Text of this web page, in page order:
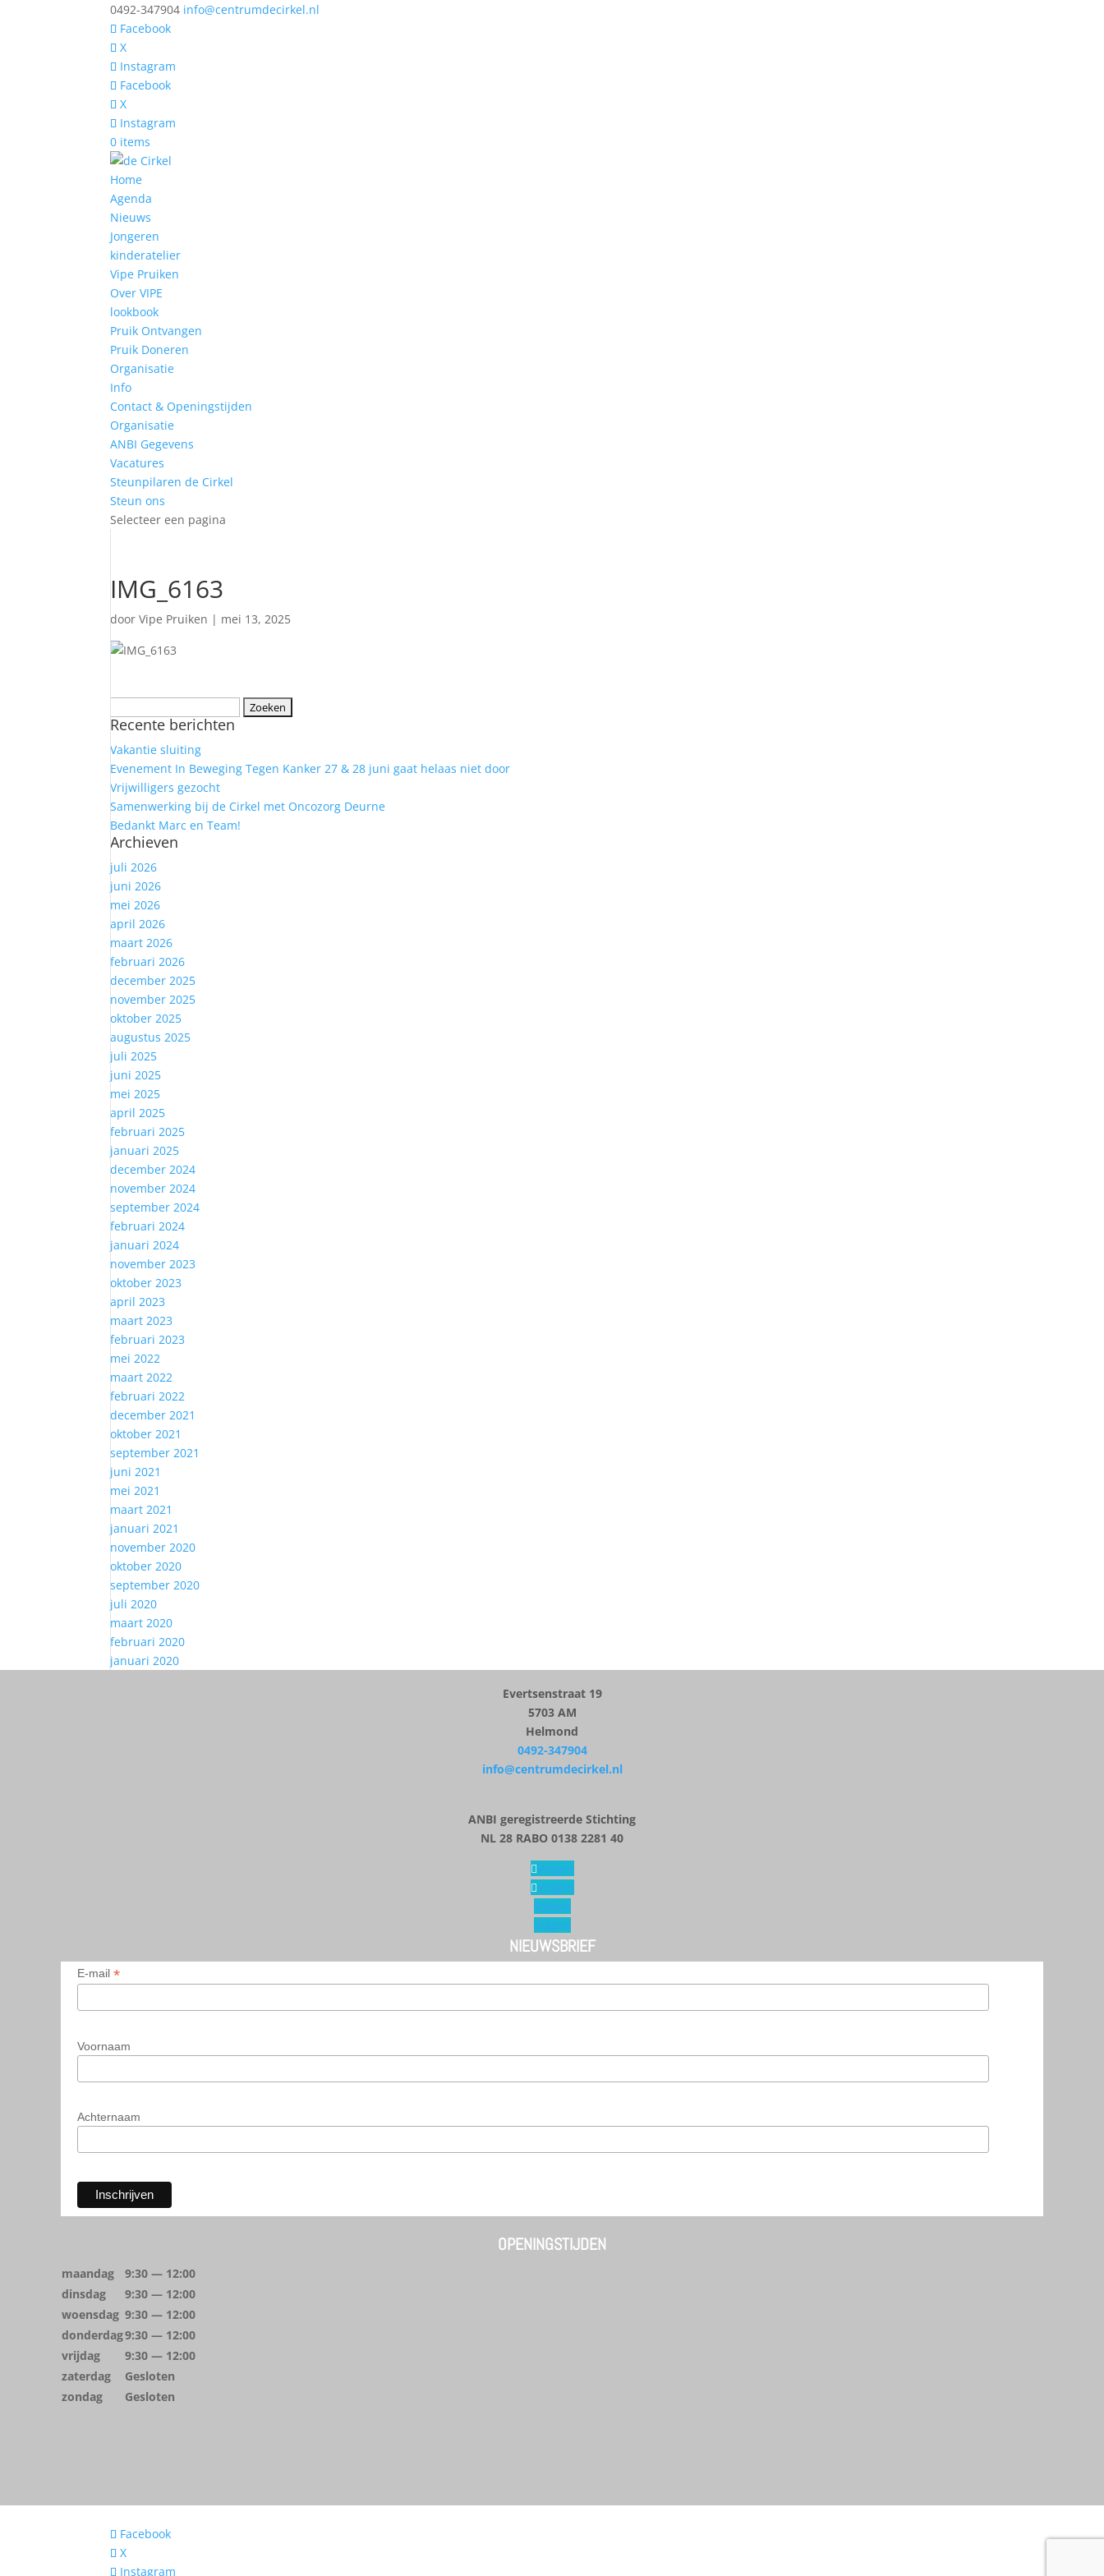
0492-347904 info@centrumdecirkel.nl
Facebook
X
Instagram
Facebook
X
Instagram
0 items
Home
Agenda
Nieuws
Jongeren
kinderatelier
Vipe Pruiken
Over VIPE
lookbook
Pruik Ontvangen
Pruik Doneren
Organisatie
Info
Contact & Openingstijden
Organisatie
ANBI Gegevens
Vacatures
Steunpilaren de Cirkel
Steun ons
Selecteer een pagina
IMG_6163
doorVipe Pruiken | mei 13, 2025
naar:
Recente berichten
Vakantie sluiting
Evenement In Beweging Tegen Kanker 27 & 28 juni gaat helaas niet door
Vrijwilligers gezocht
Samenwerking bij de Cirkel met Oncozorg Deurne
Bedankt Marc en Team!
Archieven
juli 2026
juni 2026
mei 2026
april 2026
maart 2026
februari 2026
december 2025
november 2025
oktober 2025
augustus 2025
juli 2025
juni 2025
mei 2025
april 2025
februari 2025
januari 2025
december 2024
november 2024
september 2024
februari 2024
januari 2024
november 2023
oktober 2023
april 2023
maart 2023
februari 2023
mei 2022
maart 2022
februari 2022
december 2021
oktober 2021
september 2021
juni 2021
mei 2021
maart 2021
januari 2021
november 2020
oktober 2020
september 2020
juli 2020
maart 2020
februari 2020
januari 2020
Evertsenstraat 19
5703 AM
Helmond
0492-347904
info@centrumdecirkel.nl
ANBI geregistreerde Stichting
NL 28 RABO 0138 2281 40
Volgen
Volgen
Volgen
Volgen
NIEUWSBRIEF
E-mail *
Voornaam
Achternaam
OPENINGSTIJDEN
maandag
9:30 — 12:00
dinsdag
9:30 — 12:00
woensdag 9:30 — 12:00
donderdag9:30 — 12:00
vrijdag
9:30 — 12:00
zaterdag
Gesloten
zondag
Gesloten
Facebook
X
Instagram